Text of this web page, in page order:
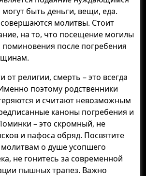
быть деньги, вещи, еда.
молитвы. Стоит
на то, что посещение могилы
после погребения
от религии, смерть – это всегда
поэтому родственники
и считают невозможным
каноны погребения и
– это скромный, не
и пафоса обряд. Посвятите
о душе усопшего
не гонитесь за современной
пышных трапез. Важно